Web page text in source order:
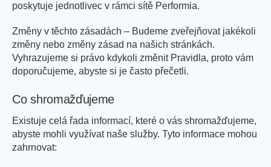
poskytuje jednotlivec v rámci sítě Performia.
Změny v těchto zásadách – Budeme zveřejňovat jakékoli
změny nebo změny zásad na našich stránkách.
Vyhrazujeme si právo kdykoli změnit Pravidla, proto vám
doporučujeme, abyste si je často přečetli.
Co shromažďujeme
Existuje celá řada informací, které o vás shromažďujeme,
abyste mohli využívat naše služby. Tyto informace mohou
zahrnovat: